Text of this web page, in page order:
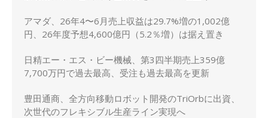
アマダ、26年4〜6月売上収益は29.7%増の1,002億
円、26年度予想4,600億円（5.2％増）は据え置き
日精エー・エス・ビー機械、第3四半期売上359億
7,700万円で過去最高、受注も過去最高を更新
豊田通商、全方向移動ロボット開発のTriOrbに出資、
次世代のフレキシブル生産ライン実現へ